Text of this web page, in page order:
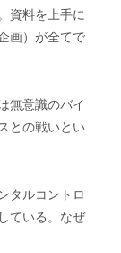
資料を上手に
画）が全てで
無意識のバイ
との戦いとい
タルコントロ
ている。なぜ